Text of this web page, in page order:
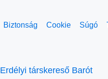
Biztonság Cookie Súgó
Erdélyi társkereső Barót